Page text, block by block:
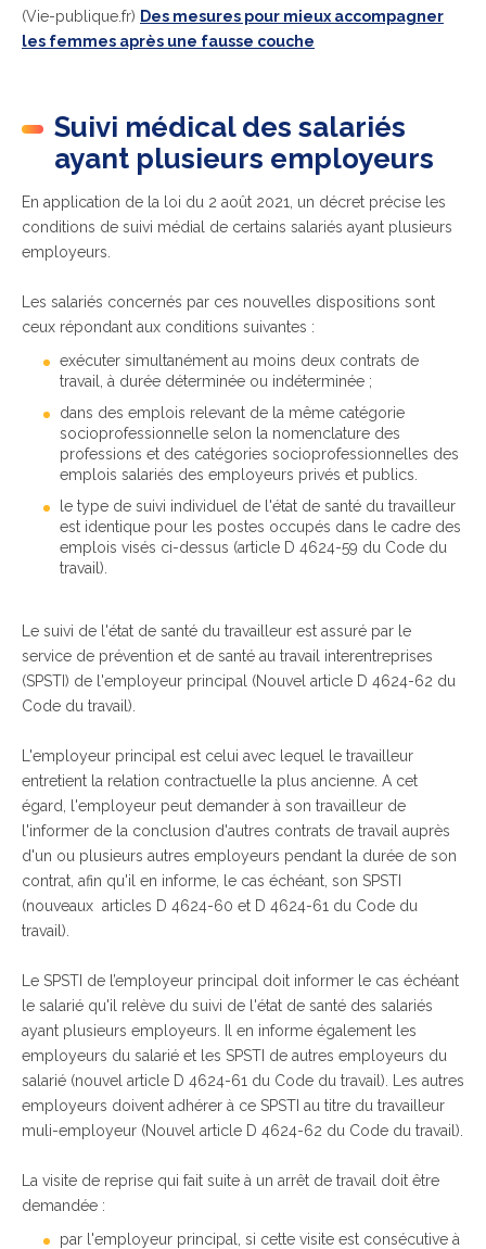
(Vie-publique.fr) Des mesures pour mieux accompagner
les femmes après une fausse couche
Suivi médical des salariés
ayant plusieurs employeurs
En application de la loi du 2 août 2021, un décret précise les
conditions de suivi médial de certains salariés ayant plusieurs
employeurs.
Les salariés concernés par ces nouvelles dispositions sont
ceux répondant aux conditions suivantes :
exécuter simultanément au moins deux contrats de
travail, à durée déterminée ou indéterminée ;
dans des emplois relevant de la même catégorie
socioprofessionnelle selon la nomenclature des
professions et des catégories socioprofessionnelles des
emplois salariés des employeurs privés et publics.
le type de suivi individuel de l'état de santé du travailleur
est identique pour les postes occupés dans le cadre des
emplois visés ci-dessus (article D 4624-59 du Code du
travail).
Le suivi de l'état de santé du travailleur est assuré par le
service de prévention et de santé au travail interentreprises
(SPSTI) de l'employeur principal (Nouvel article D 4624-62 du
Code du travail).
L'employeur principal est celui avec lequel le travailleur
entretient la relation contractuelle la plus ancienne. A cet
égard, l'employeur peut demander à son travailleur de
l'informer de la conclusion d'autres contrats de travail auprès
d'un ou plusieurs autres employeurs pendant la durée de son
contrat, afin qu'il en informe, le cas échéant, son SPSTI
(nouveaux articles D 4624-60 et D 4624-61 du Code du
travail).
Le SPSTI de l’employeur principal doit informer le cas échéant
le salarié qu'il relève du suivi de l'état de santé des salariés
ayant plusieurs employeurs. Il en informe également les
employeurs du salarié et les SPSTI de autres employeurs du
salarié (nouvel article D 4624-61 du Code du travail). Les autres
employeurs doivent adhérer à ce SPSTI au titre du travailleur
muli-employeur (Nouvel article D 4624-62 du Code du travail).
La visite de reprise qui fait suite à un arrêt de travail doit être
demandée :
par l'employeur principal, si cette visite est consécutive à